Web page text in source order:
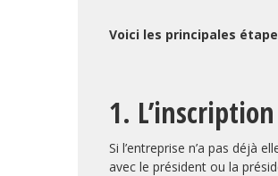
Voici les principales
1. L’inscription
Si l’entreprise n’a pas déjà
avec le président ou la